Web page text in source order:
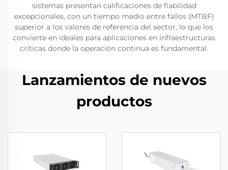
sistemas presentan calificaciones de fiabilidad
excepcionales, con un tiempo medio entre fallos (MTBF)
superior a los valores de referencia del sector, lo que los
convierte en ideales para aplicaciones en infraestructuras
críticas donde la operación continua es fundamental.
Lanzamientos de nuevos
productos